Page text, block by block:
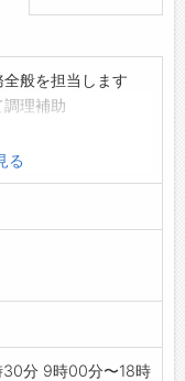
般を担当します
調理補助
務
る
分 9時00分〜18時